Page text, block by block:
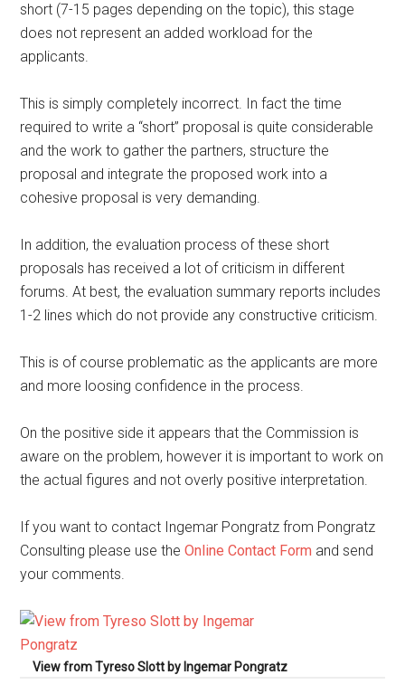
short (7-15 pages depending on the topic), this stage
does not represent an added workload for the
applicants.
This is simply completely incorrect. In fact the time
required to write a “short” proposal is quite considerable
and the work to gather the partners, structure the
proposal and integrate the proposed work into a
cohesive proposal is very demanding.
In addition, the evaluation process of these short
proposals has received a lot of criticism in different
forums. At best, the evaluation summary reports includes
1-2 lines which do not provide any constructive criticism.
This is of course problematic as the applicants are more
and more loosing confidence in the process.
On the positive side it appears that the Commission is
aware on the problem, however it is important to work on
the actual figures and not overly positive interpretation.
If you want to contact Ingemar Pongratz from Pongratz
Consulting please use theOnline Contact Form and send
your comments.
View from Tyreso Slott by Ingemar Pongratz